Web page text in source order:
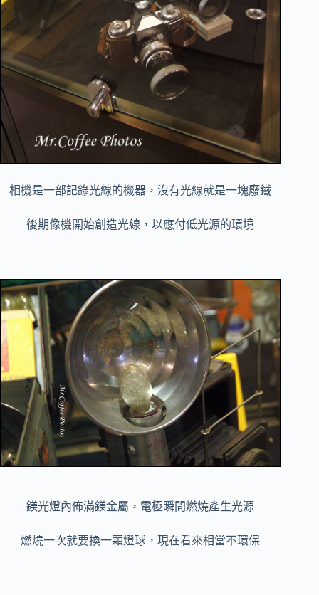
相機是一部記錄光線的機器，沒有光線就是一塊廢鐵
後期像機開始創造光線，以應付低光源的環境
鎂光燈內佈滿鎂金屬，電極瞬間燃燒產生光源
燃燒一次就要換一顆燈球，現在看來相當不環保